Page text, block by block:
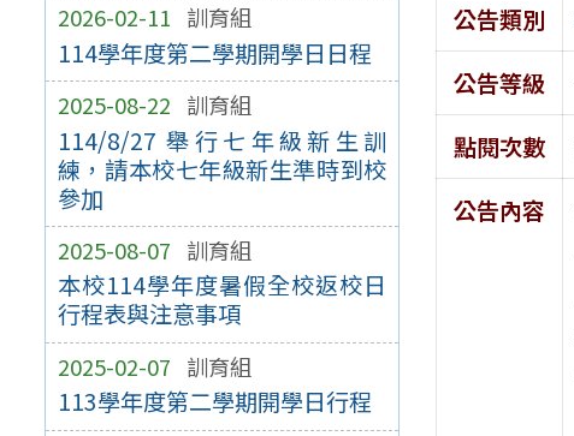
2026-02-11 訓育組
114學年度第二學期開學日日程
2025-08-22 訓育組
114/8/27 舉行七年級新生訓
練，請本校七年級新生準時到校
參加
2025-08-07 訓育組
本校114學年度暑假全校返校日
行程表與注意事項
2025-02-07 訓育組
113學年度第二學期開學日行程
公告類別
公告等級
點閱次數
公告內容